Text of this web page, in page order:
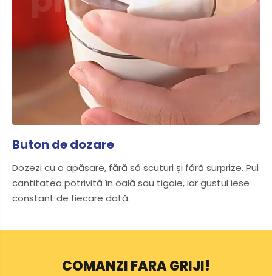
Buton de dozare
Dozezi cu o apăsare, fără să scuturi și fără surprize. Pui
cantitatea potrivită în oală sau tigaie, iar gustul iese
constant de fiecare dată.
COMANZI FARA GRIJI!